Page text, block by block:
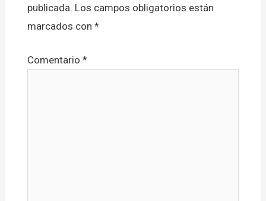
publicada. Los campos obligatorios están
marcados con *
Comentario *